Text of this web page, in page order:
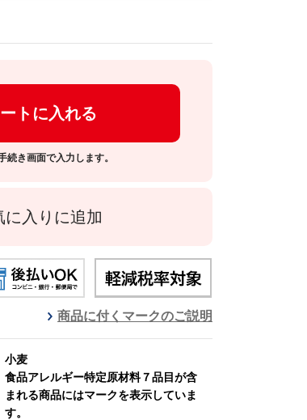
トに入れる
続き画面で入力します。
に入りに追加
商品に付くマークのご説明
小麦
食品アレルギー特定原材料７品目が含
まれる商品にはマークを表示していま
す。